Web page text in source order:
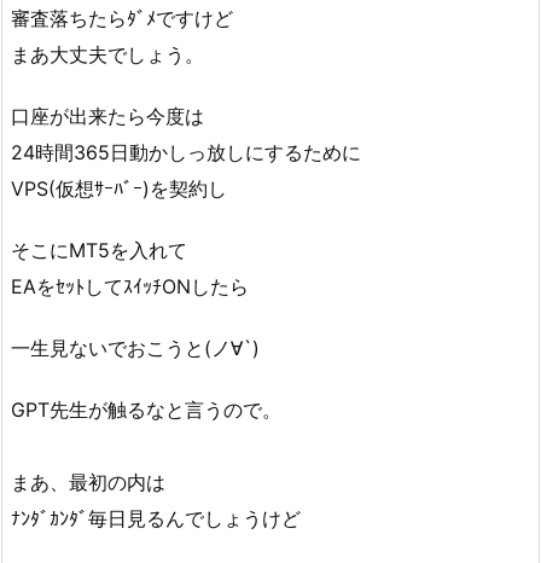
審査落ちたらﾀﾞﾒですけど
まあ大丈夫でしょう。
口座が出来たら今度は
24時間365日動かしっ放しにするために
VPS(仮想ｻｰﾊﾞｰ)を契約し
そこにMT5を入れて
EAをｾｯﾄしてｽｲｯﾁONしたら
一生見ないでおこうと(ノ∀`)
GPT先生が触るなと言うので。
まあ、最初の内は
ﾅﾝﾀﾞｶﾝﾀﾞ毎日見るんでしょうけど